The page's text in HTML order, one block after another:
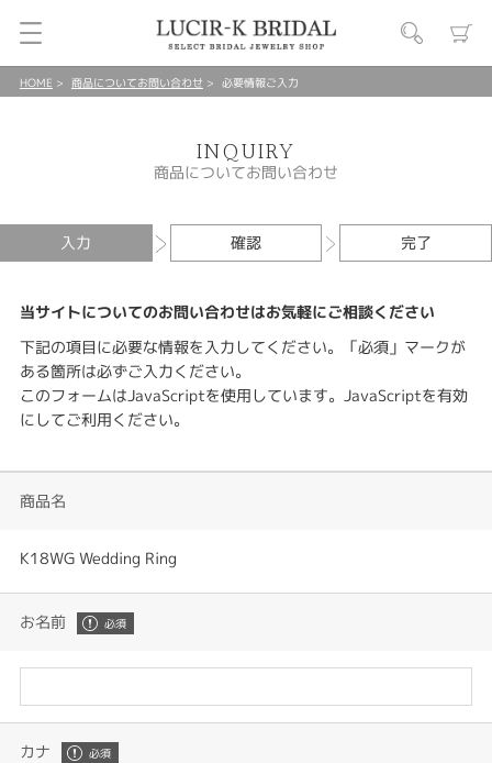
HOME 商品についてお問い合わせ 必要情報ご入力
INQUIRY
商品についてお問い合わせ
入力 確認 完了
当サイトについてのお問い合わせはお気軽にご相談ください
下記の項目に必要な情報を入力してください。「必須」マークが
ある箇所は必ずご入力ください。
このフォームはJavaScriptを使用しています。JavaScriptを有効
にしてご利用ください。
商品名
K18WG Wedding Ring
お名前
カナ